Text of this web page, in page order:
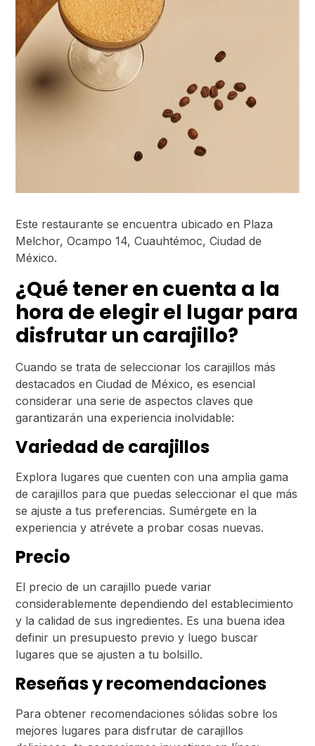
Este restaurante se encuentra ubicado en Plaza
Melchor, Ocampo 14, Cuauhtémoc, Ciudad de
México.
¿Qué tener en cuenta a la
hora de elegir el lugar para
disfrutar un carajillo?
Cuando se trata de seleccionar los carajillos más
destacados en Ciudad de México, es esencial
considerar una serie de aspectos claves que
garantizarán una experiencia inolvidable:
Variedad de carajillos
Explora lugares que cuenten con una amplia gama
de carajillos para que puedas seleccionar el que más
se ajuste a tus preferencias. Sumérgete en la
experiencia y atrévete a probar cosas nuevas.
Precio
El precio de un carajillo puede variar
considerablemente dependiendo del establecimiento
y la calidad de sus ingredientes. Es una buena idea
definir un presupuesto previo y luego buscar
lugares que se ajusten a tu bolsillo.
Reseñas y recomendaciones
Para obtener recomendaciones sólidas sobre los
mejores lugares para disfrutar de carajillos